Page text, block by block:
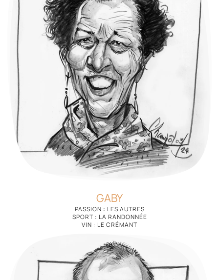
GABY
PASSION : LES AUTRES
SPORT : LA RANDONNÉE
VIN : LE CRÉMANT